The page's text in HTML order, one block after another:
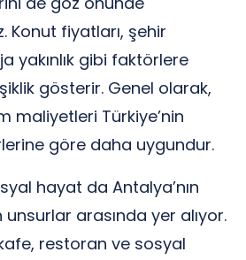
Konut fiyatları, şehir
yakınlık gibi faktörlere
gösterir. Genel olarak,
maliyetleri Türkiye’nin
göre daha uygundur.
hayat da Antalya’nın
arasında yer alıyor.
restoran ve sosyal